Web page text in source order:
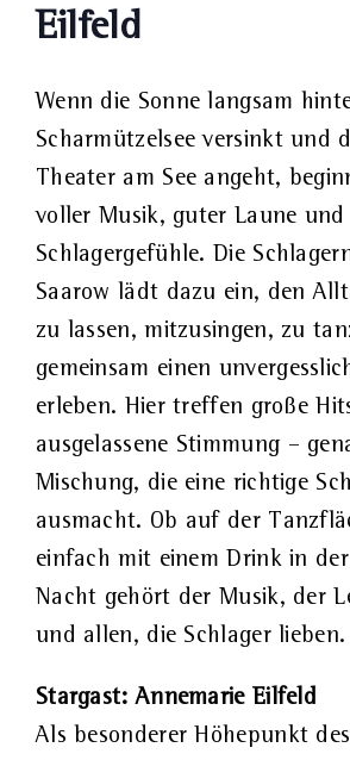
Eilfeld
Wenn die Sonne langsam
Scharmützelsee versinkt und
Theater am See angeht,
voller Musik, guter Laune und
Schlagergefühle. Die
Saarow lädt dazu ein, den
zu lassen, mitzusingen, zu
gemeinsam einen
erleben. Hier treffen große
ausgelassene Stimmung –
Mischung, die eine richtige
ausmacht. Ob auf der
einfach mit einem Drink in
Nacht gehört der Musik, der
und allen, die Schlager lieben.
Stargast: Annemarie Eilfeld
Als besonderer Höhepunkt